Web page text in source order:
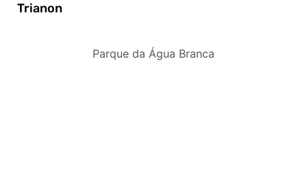
Trianon
Parque da Água Branca